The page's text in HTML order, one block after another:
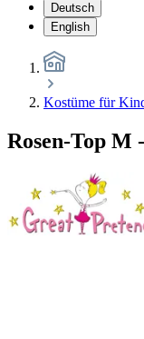
Deutsch
English
Kostüme für
Rosen-Top M